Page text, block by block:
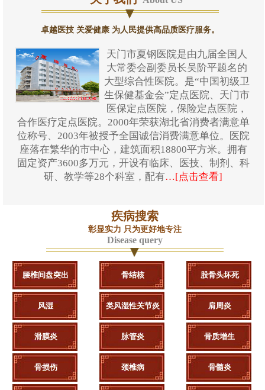
卓越医技 关爱健康 为人民提供高品质医疗服务。
天门市夏钢医院是由九届全国人
大常委会副委员长吴阶平题名的
大型综合性医院。是“中国初级卫
生保健基金会”定点医院、天门市
医保定点医院，保险定点医院，
合作医疗定点医院。2000年荣获湖北省消费者满意单
位称号、2003年被授予全国诚信消费满意单位。医院
座落在繁华的市中心，建筑面积18800平方米。拥有
固定资产3600多万元，开设有临床、医技、制剂、科
研、教学等28个科室，配有…[点击查看]
疾病搜索
彰显实力 只为更好地专注
Disease query
腰椎间盘突出 骨结核 股骨头坏死
风湿 类风湿性关节炎 肩周炎
滑膜炎 脉管炎 骨质增生
骨损伤 颈椎病 骨髓炎